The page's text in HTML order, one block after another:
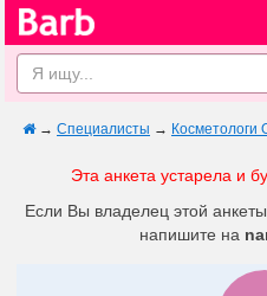
→ Специалисты → Косметологи
Эта анкета устарела и
Если Вы владелец этой анкеты
напишите на